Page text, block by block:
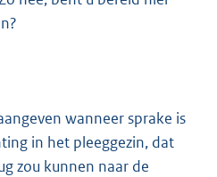
wanneer sprake is
in het pleeggezin, dat
zou kunnen naar de